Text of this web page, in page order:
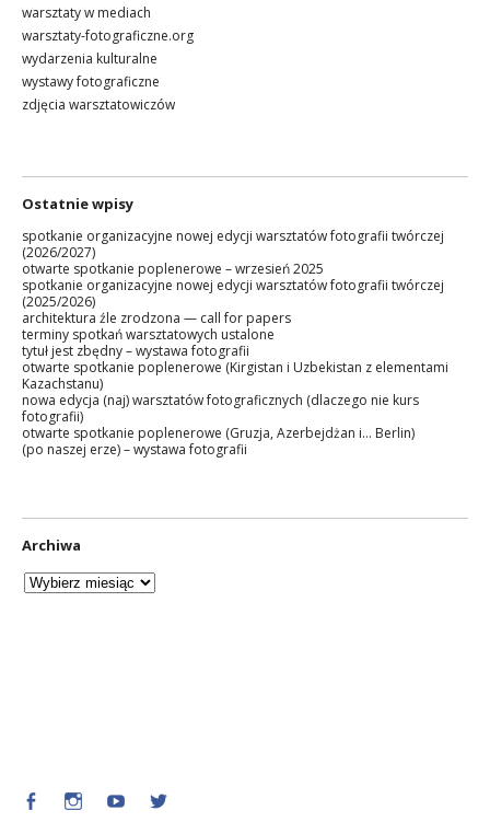
warsztaty w mediach
warsztaty-fotograficzne.org
wydarzenia kulturalne
wystawy fotograficzne
zdjęcia warsztatowiczów
Ostatnie wpisy
spotkanie organizacyjne nowej edycji warsztatów fotografii twórczej
(2026/2027)
otwarte spotkanie poplenerowe – wrzesień 2025
spotkanie organizacyjne nowej edycji warsztatów fotografii twórczej
(2025/2026)
architektura źle zrodzona — call for papers
terminy spotkań warsztatowych ustalone
tytuł jest zbędny – wystawa fotografii
otwarte spotkanie poplenerowe (Kirgistan i Uzbekistan z elementami
Kazachstanu)
nowa edycja (naj) warsztatów fotograficznych (dlaczego nie kurs
fotografii)
otwarte spotkanie poplenerowe (Gruzja, Azerbejdżan i… Berlin)
(po naszej erze) – wystawa fotografii
Archiwa